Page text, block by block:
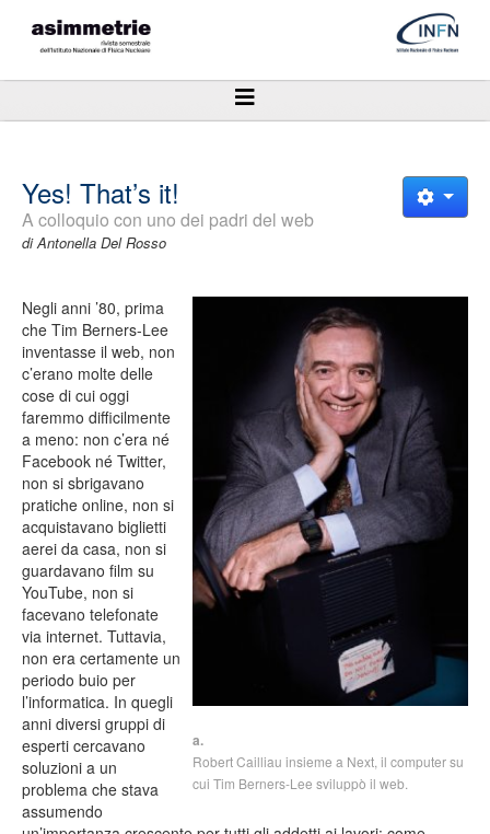
Yes! That’s it!
A colloquio con uno dei padri del web
di Antonella Del Rosso
a.
Robert Cailliau insieme a Next, il computer su
cui Tim Berners-Lee sviluppò il web.
Negli anni ’80, prima
che Tim Berners-Lee
inventasse il web, non
c’erano molte delle
cose di cui oggi
faremmo difficilmente
a meno: non c’era né
Facebook né Twitter,
non si sbrigavano
pratiche online, non si
acquistavano biglietti
aerei da casa, non si
guardavano film su
YouTube, non si
facevano telefonate
via internet. Tuttavia,
non era certamente un
periodo buio per
l’informatica. In quegli
anni diversi gruppi di
esperti cercavano
soluzioni a un
problema che stava
assumendo